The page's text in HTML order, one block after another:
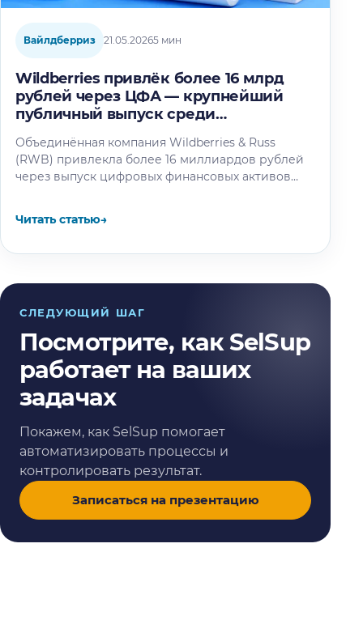
Вайлдберриз 21.05.20265 мин
Wildberries привлёк более 16 млрд
рублей через ЦФА — крупнейший
публичный выпуск среди
Объединённая компания Wildberries & Russ
(RWB) привлекла более 16 миллиардов рублей
через выпуск цифровых финансовых активов
Читать статью→
СЛЕДУЮЩИЙ ШАГ
Посмотрите, как SelSup
работает на ваших
задачах
Покажем, как SelSup помогает
автоматизировать процессы и
контролировать результат.
Записаться на презентацию